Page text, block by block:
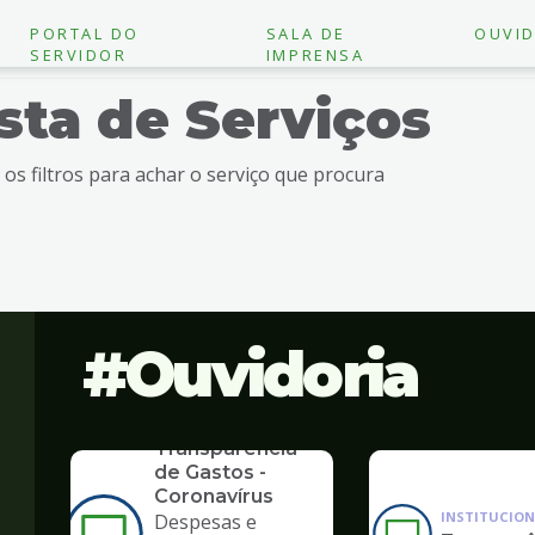
PORTAL DO
SERVIDOR
SALA DE
IMPRENSA
de Serviços
os filtros para achar o serviço que procura
Ouvidoria
Transparência
de Gastos -
Coronavírus
Despesas e